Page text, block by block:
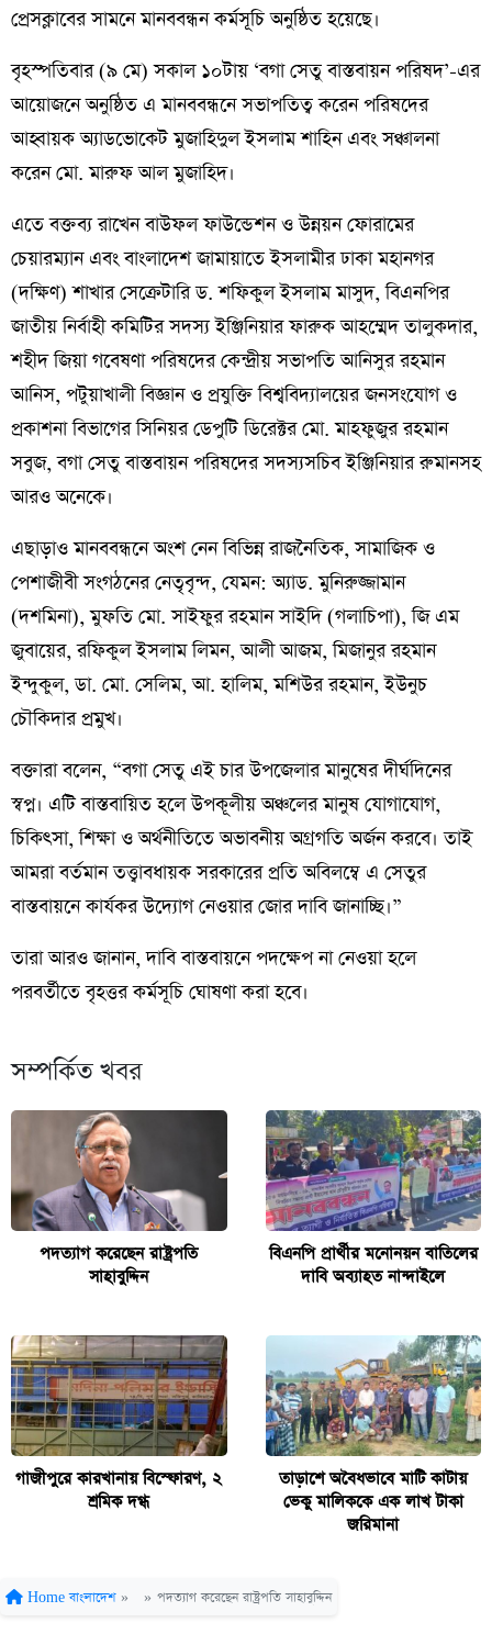
প্রেসক্লাবের সামনে মানববন্ধন কর্মসূচি অনুষ্ঠিত হয়েছে।
বৃহস্পতিবার (৯ মে) সকাল ১০টায় ‘বগা সেতু বাস্তবায়ন পরিষদ’-এর
আয়োজনে অনুষ্ঠিত এ মানববন্ধনে সভাপতিত্ব করেন পরিষদের
আহ্বায়ক অ্যাডভোকেট মুজাহিদুল ইসলাম শাহিন এবং সঞ্চালনা
করেন মো. মারুফ আল মুজাহিদ।
এতে বক্তব্য রাখেন বাউফল ফাউন্ডেশন ও উন্নয়ন ফোরামের
চেয়ারম্যান এবং বাংলাদেশ জামায়াতে ইসলামীর ঢাকা মহানগর
(দক্ষিণ) শাখার সেক্রেটারি ড. শফিকুল ইসলাম মাসুদ, বিএনপির
জাতীয় নির্বাহী কমিটির সদস্য ইঞ্জিনিয়ার ফারুক আহম্মেদ তালুকদার,
শহীদ জিয়া গবেষণা পরিষদের কেন্দ্রীয় সভাপতি আনিসুর রহমান
আনিস, পটুয়াখালী বিজ্ঞান ও প্রযুক্তি বিশ্ববিদ্যালয়ের জনসংযোগ ও
প্রকাশনা বিভাগের সিনিয়র ডেপুটি ডিরেক্টর মো. মাহফুজুর রহমান
সবুজ, বগা সেতু বাস্তবায়ন পরিষদের সদস্যসচিব ইঞ্জিনিয়ার রুমানসহ
আরও অনেকে।
এছাড়াও মানববন্ধনে অংশ নেন বিভিন্ন রাজনৈতিক, সামাজিক ও
পেশাজীবী সংগঠনের নেতৃবৃন্দ, যেমন: অ্যাড. মুনিরুজ্জামান
(দশমিনা), মুফতি মো. সাইফুর রহমান সাইদি (গলাচিপা), জি এম
জুবায়ের, রফিকুল ইসলাম লিমন, আলী আজম, মিজানুর রহমান
ইন্দুকুল, ডা. মো. সেলিম, আ. হালিম, মশিউর রহমান, ইউনুচ
চৌকিদার প্রমুখ।
বক্তারা বলেন, “বগা সেতু এই চার উপজেলার মানুষের দীর্ঘদিনের
স্বপ্ন। এটি বাস্তবায়িত হলে উপকূলীয় অঞ্চলের মানুষ যোগাযোগ,
চিকিৎসা, শিক্ষা ও অর্থনীতিতে অভাবনীয় অগ্রগতি অর্জন করবে। তাই
আমরা বর্তমান তত্ত্বাবধায়ক সরকারের প্রতি অবিলম্বে এ সেতুর
বাস্তবায়নে কার্যকর উদ্যোগ নেওয়ার জোর দাবি জানাচ্ছি।”
তারা আরও জানান, দাবি বাস্তবায়নে পদক্ষেপ না নেওয়া হলে
পরবর্তীতে বৃহত্তর কর্মসূচি ঘোষণা করা হবে।
সম্পর্কিত খবর
পদত্যাগ করেছেন রাষ্ট্রপতি
সাহাবুদ্দিন
বিএনপি প্রার্থীর মনোনয়ন বাতিলের
দাবি অব্যাহত নান্দাইলে
গাজীপুরে কারখানায় বিস্ফোরণ, ২
শ্রমিক দগ্ধ
তাড়াশে অবৈধভাবে মাটি কাটায়
ভেকু মালিককে এক লাখ টাকা
জরিমানা
Home বাংলাদেশ » » পদত্যাগ করেছেন রাষ্ট্রপতি সাহাবুদ্দিন